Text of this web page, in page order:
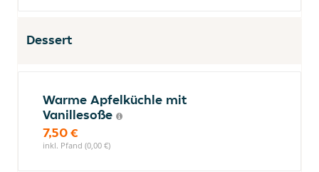
Dessert
Warme Apfelküchle mit
Vanillesoße
7,50 €
inkl. Pfand (0,00 €)